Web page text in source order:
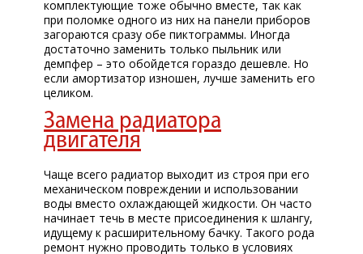
комплектующие тоже обычно вместе, так как
при поломке одного из них на панели приборов
загораются сразу обе пиктограммы. Иногда
достаточно заменить только пыльник или
демпфер – это обойдется гораздо дешевле. Но
если амортизатор изношен, лучше заменить его
целиком.
Замена радиатора
двигателя
Чаще всего радиатор выходит из строя при его
механическом повреждении и использовании
воды вместо охлаждающей жидкости. Он часто
начинает течь в месте присоединения к шлангу,
идущему к расширительному бачку. Такого рода
ремонт нужно проводить только в условиях